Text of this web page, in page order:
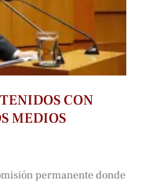
CON
MEDIOS
permanente donde